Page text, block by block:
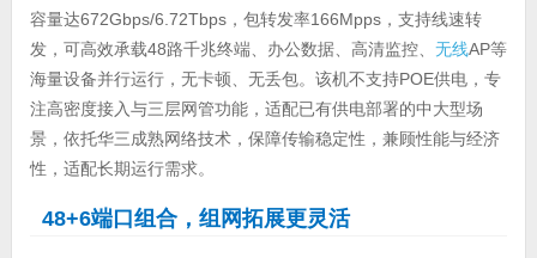
容量达672Gbps/6.72Tbps，包转发率166Mpps，支持线速转
发，可高效承载48路千兆终端、办公数据、高清监控、 无线AP等
海量设备并行运行，无卡顿、无丢包。该机不支持POE供电，专
注高密度接入与三层网管功能，适配已有供电部署的中大型场
景，依托华三成熟网络技术，保障传输稳定性，兼顾性能与经济
性，适配长期运行需求。
48+6端口组合，组网拓展更灵活